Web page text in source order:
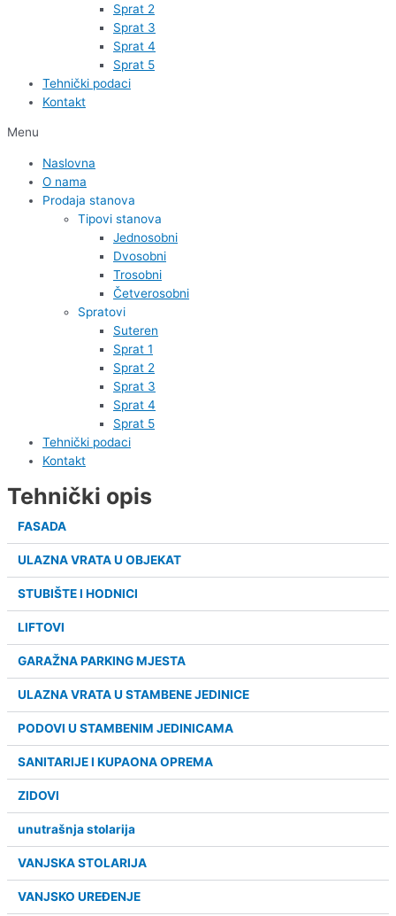
Sprat 2
Sprat 3
Sprat 4
Sprat 5
Tehnički podaci
Kontakt
Menu
Naslovna
O nama
Prodaja stanova
Tipovi stanova
Jednosobni
Dvosobni
Trosobni
Četverosobni
Spratovi
Suteren
Sprat 1
Sprat 2
Sprat 3
Sprat 4
Sprat 5
Tehnički podaci
Kontakt
Tehnički opis
FASADA
ULAZNA VRATA U OBJEKAT
STUBIŠTE I HODNICI
LIFTOVI
GARAŽNA PARKING MJESTA
ULAZNA VRATA U STAMBENE JEDINICE
PODOVI U STAMBENIM JEDINICAMA
SANITARIJE I KUPAONA OPREMA
ZIDOVI
unutrašnja stolarija
VANJSKA STOLARIJA
VANJSKO UREĐENJE